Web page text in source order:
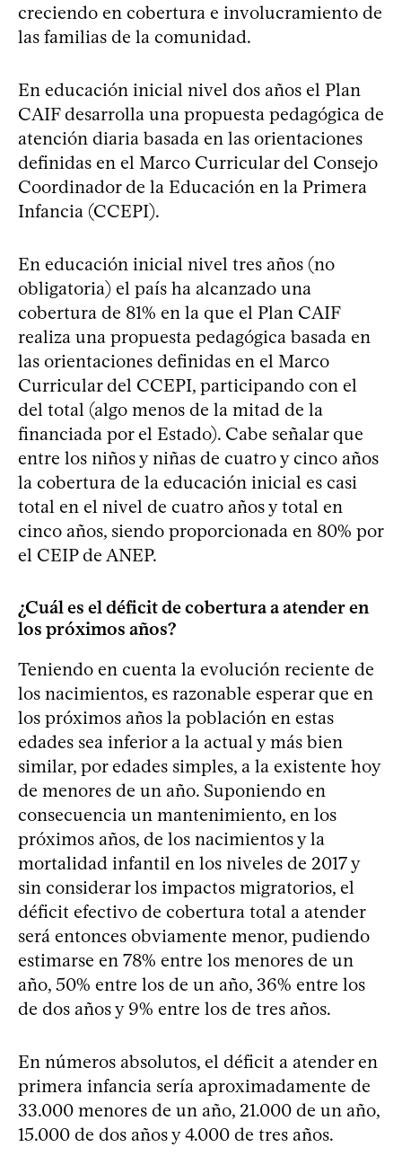
creciendo en cobertura e involucramiento de
las familias de la comunidad.
En educación inicial nivel dos años el Plan
CAIF desarrolla una propuesta pedagógica de
atención diaria basada en las orientaciones
definidas en el Marco Curricular del Consejo
Coordinador de la Educación en la Primera
Infancia (CCEPI).
En educación inicial nivel tres años (no
obligatoria) el país ha alcanzado una
cobertura de 81% en la que el Plan CAIF
realiza una propuesta pedagógica basada en
las orientaciones definidas en el Marco
Curricular del CCEPI, participando con el
del total (algo menos de la mitad de la
financiada por el Estado). Cabe señalar que
entre los niños y niñas de cuatro y cinco años
la cobertura de la educación inicial es casi
total en el nivel de cuatro años y total en
cinco años, siendo proporcionada en 80% por
el CEIP de ANEP.
¿Cuál es el déficit de cobertura a atender en
los próximos años?
Teniendo en cuenta la evolución reciente de
los nacimientos, es razonable esperar que en
los próximos años la población en estas
edades sea inferior a la actual y más bien
similar, por edades simples, a la existente hoy
de menores de un año. Suponiendo en
consecuencia un mantenimiento, en los
próximos años, de los nacimientos y la
mortalidad infantil en los niveles de 2017 y
sin considerar los impactos migratorios, el
déficit efectivo de cobertura total a atender
será entonces obviamente menor, pudiendo
estimarse en 78% entre los menores de un
año, 50% entre los de un año, 36% entre los
de dos años y 9% entre los de tres años.
En números absolutos, el déficit a atender en
primera infancia sería aproximadamente de
33.000 menores de un año, 21.000 de un año,
15.000 de dos años y 4.000 de tres años.